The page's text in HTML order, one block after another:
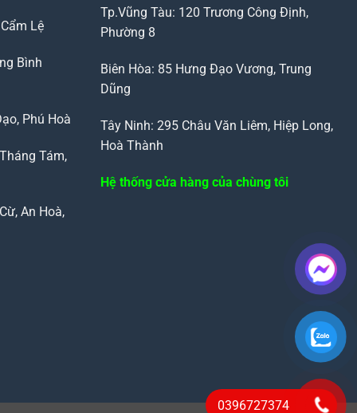
Lệ
Bình
Phú Hoà
Tám,
An Hoà,
Tp.Vũng Tàu: 120 Trương Công Định,
Phường 8
Biên Hòa: 85 Hưng Đạo Vương, Trung
Dũng
Tây Ninh: 295 Châu Văn Liêm, Hiệp Long,
Hoà Thành
Hệ thống cửa hàng của chùng tôi
0396727374